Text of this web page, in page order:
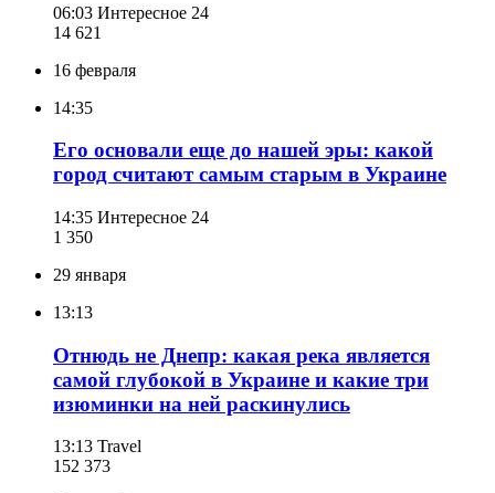
06:03 Интересное 24
14 621
16 февраля
14:35
Его основали еще до нашей эры: какой
город считают самым старым в Украине
14:35 Интересное 24
1 350
29 января
13:13
Отнюдь не Днепр: какая река является
самой глубокой в Украине и какие три
изюминки на ней раскинулись
13:13 Travel
152 373